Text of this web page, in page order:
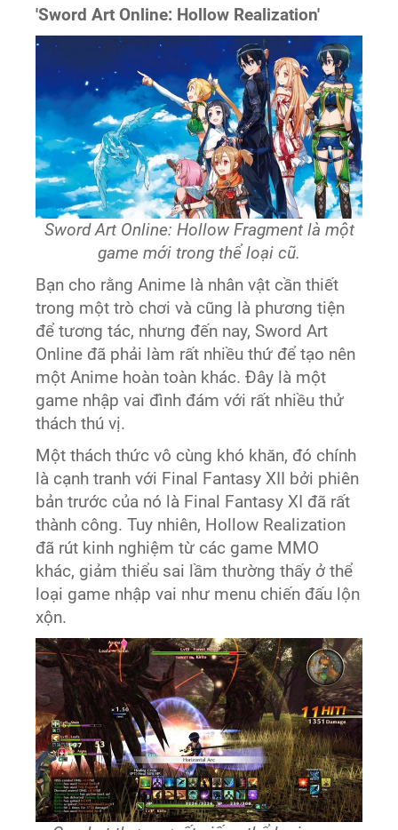
'Sword Art Online: Hollow Realization'
Sword Art Online: Hollow Fragment là một
game mới trong thể loại cũ.
Bạn cho rằng Anime là nhân vật cần thiết
trong một trò chơi và cũng là phương tiện
để tương tác, nhưng đến nay, Sword Art
Online đã phải làm rất nhiều thứ để tạo nên
một Anime hoàn toàn khác. Đây là một
game nhập vai đình đám với rất nhiều thử
thách thú vị.
Một thách thức vô cùng khó khăn, đó chính
là cạnh tranh với Final Fantasy XII bởi phiên
bản trước của nó là Final Fantasy XI đã rất
thành công. Tuy nhiên, Hollow Realization
đã rút kinh nghiệm từ các game MMO
khác, giảm thiểu sai lầm thường thấy ở thể
loại game nhập vai như menu chiến đấu lộn
xộn.